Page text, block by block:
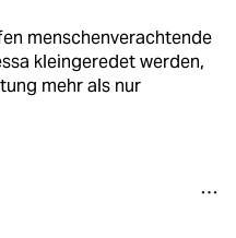
menschenverachtende
kleingeredet werden,
mehr als nur